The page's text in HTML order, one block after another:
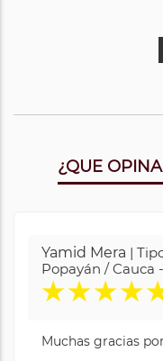
¿QUE
Yamid Mera |
Popayán / Cauca
★★★★
Muchas gracias